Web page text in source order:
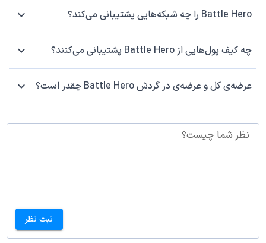
Battle Hero را چه شبکه‌هایی پشتیبانی می‌کند؟
چه کیف پول‌هایی از Battle Hero پشتیبانی می‌کنند؟
عرضه‌ی کل و عرضه‌ی در گردش Battle Hero چقدر است؟
نظر شما چیست؟
ثبت نظر